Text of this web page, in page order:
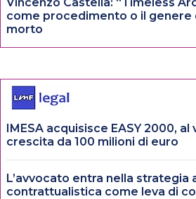
come procedimento o il genere
morto
IMESA acquisisce EASY 2000, al
crescita da 100 milioni di euro
L’avvocato entra nella strategia
contrattualistica come leva di